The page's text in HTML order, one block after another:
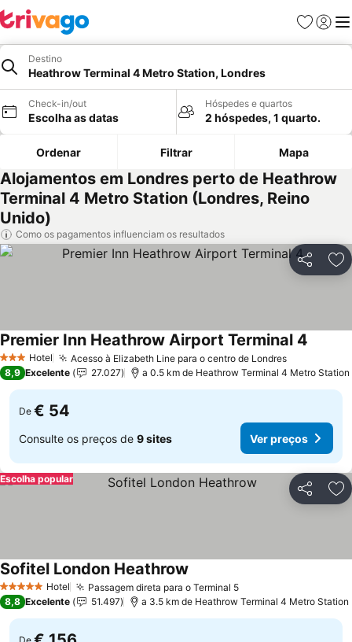
Favoritos
Iniciar
Destino
Heathrow Terminal 4 Metro Station, Londres
Check-in/out
Escolha as datas
Hóspedes e quartos
2 hóspedes, 1 quarto.
Ordenar Filtrar Mapa
Alojamentos em Londres perto de Heathrow
Terminal 4 Metro Station (Londres, Reino
Unido)
Como os pagamentos influenciam os resultados
Partilhar
3 EstrelasHotel Acesso à Elizabeth Line para o centro de LondresVer preços
Premier Inn Heathrow Airport Terminal 4
8,9 Excelente 27.027 a 0.5 km de Heathrow Terminal 4 Metro Station
De € 54
Consulte os preços de 9 sites Ver preços
Partilhar
Escolha popular
5 Estrelas Hotel Passagem direta para o Terminal 5Ver preços
Sofitel London Heathrow
8,8 Excelente 51.497 a 3.5 km de Heathrow Terminal 4 Metro Station
De